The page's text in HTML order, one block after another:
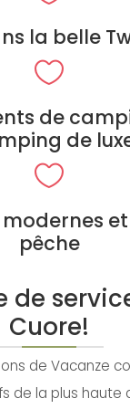
la belle
de
de
pêche
de
Cuore!
de Vacanze
de la plus haute